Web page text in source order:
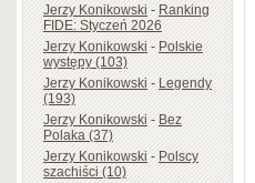
Jerzy Konikowski-Ranking
FIDE: Styczeń 2026
Jerzy Konikowski-Polskie
występy (103)
Jerzy Konikowski-Legendy
(193)
Jerzy Konikowski-Bez
Polaka (37)
Jerzy Konikowski-Polscy
szachiści (10)